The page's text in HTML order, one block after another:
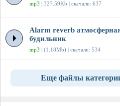
mp3 | 327.59Kb | скачали: 637
Alarm reverb
будильник
mp3 | (1.18Mb) | скачали: 534
Еще файлы